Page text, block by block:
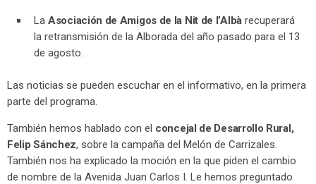
La Asociación de Amigos de la Nit de l’Albà recuperará
la retransmisión de la Alborada del año pasado para el 13
de agosto.
Las noticias se pueden escuchar en el informativo, en la primera
parte del programa.
También hemos hablado con el concejal de Desarrollo Rural,
Felip Sánchez, sobre la campaña del Melón de Carrizales.
También nos ha explicado la moción en la que piden el cambio
de nombre de la Avenida Juan Carlos I. Le hemos preguntado